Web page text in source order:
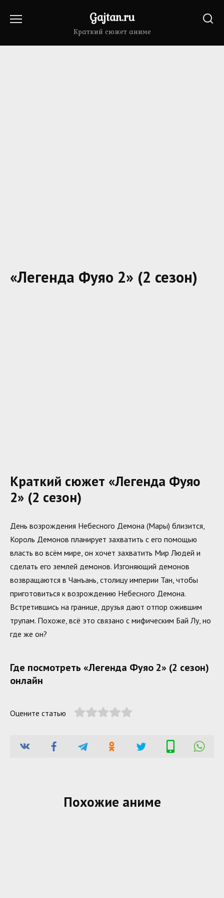
Gajtan.ru
Краткий сюжет аниме
«Легенда Фуяо 2» (2 сезон)
Краткий сюжет «Легенда Фуяо
2» (2 сезон)
День возрождения Небесного Демона (Мары) близится,
Король Демонов планирует захватить с его помощью
власть во всём мире, он хочет захватить Мир Людей и
сделать его землей демонов. Изгоняющий демонов
возвращаются в Чанъань, столицу империи Тан, чтобы
приготовиться к возрождению Небесного Демона.
Встретившись на границе, друзья дают отпор ожившим
трупам. Похоже, всё это связано с мифическим Бай Лу, но
где же он?
Где посмотреть «Легенда Фуяо 2» (2 сезон)
онлайн
Оцените статью
Похожие аниме